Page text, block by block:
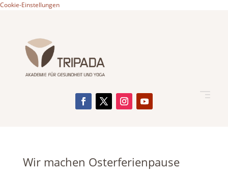
Cookie-Einstellungen
Wir machen Osterferienpause